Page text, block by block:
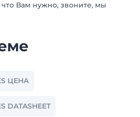
что Вам нужно, звоните, мы
ЦЕНА
DATASHEET